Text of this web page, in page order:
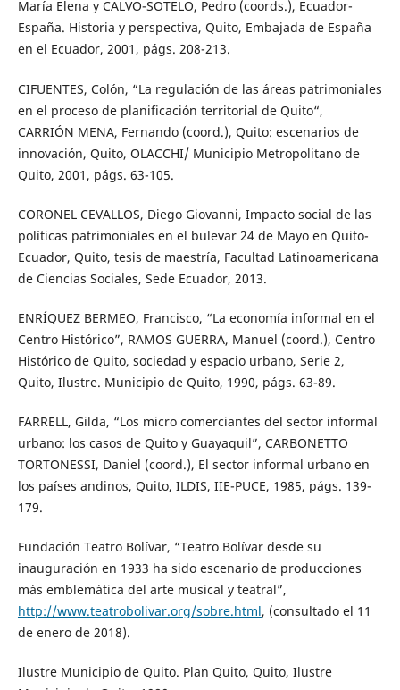
María Elena y CALVO-SOTELO, Pedro (coords.), Ecuador-
España. Historia y perspectiva, Quito, Embajada de España
en el Ecuador, 2001, págs. 208-213.
CIFUENTES, Colón, “La regulación de las áreas patrimoniales
en el proceso de planificación territorial de Quito“,
CARRIÓN MENA, Fernando (coord.), Quito: escenarios de
innovación, Quito, OLACCHI/ Municipio Metropolitano de
Quito, 2001, págs. 63-105.
CORONEL CEVALLOS, Diego Giovanni, Impacto social de las
políticas patrimoniales en el bulevar 24 de Mayo en Quito-
Ecuador, Quito, tesis de maestría, Facultad Latinoamericana
de Ciencias Sociales, Sede Ecuador, 2013.
ENRÍQUEZ BERMEO, Francisco, “La economía informal en el
Centro Histórico”, RAMOS GUERRA, Manuel (coord.), Centro
Histórico de Quito, sociedad y espacio urbano, Serie 2,
Quito, Ilustre. Municipio de Quito, 1990, págs. 63-89.
FARRELL, Gilda, “Los micro comerciantes del sector informal
urbano: los casos de Quito y Guayaquil”, CARBONETTO
TORTONESSI, Daniel (coord.), El sector informal urbano en
los países andinos, Quito, ILDIS, IIE-PUCE, 1985, págs. 139-
179.
Fundación Teatro Bolívar, “Teatro Bolívar desde su
inauguración en 1933 ha sido escenario de producciones
más emblemática del arte musical y teatral”,
http://www.teatrobolivar.org/sobre.html, (consultado el 11
de enero de 2018).
Ilustre Municipio de Quito. Plan Quito, Quito, Ilustre